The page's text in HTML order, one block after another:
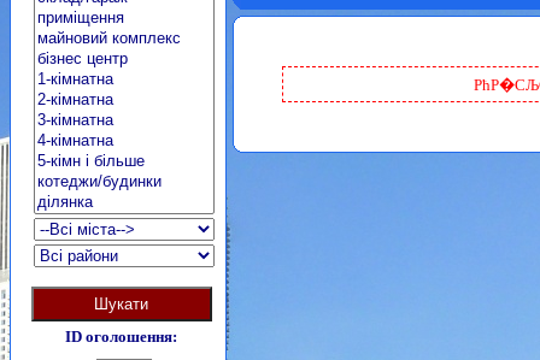
Шукати
ID оголошення: